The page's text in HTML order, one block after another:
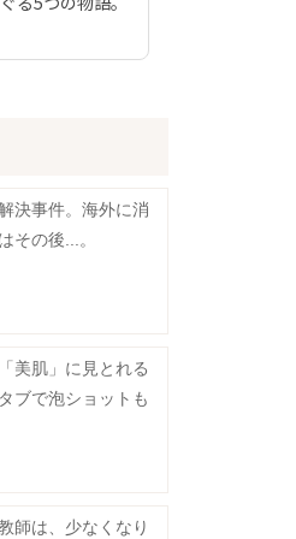
決事件。海外に消
その後...。
美肌」に見とれる
ブで泡ショットも
師は、少なくなり